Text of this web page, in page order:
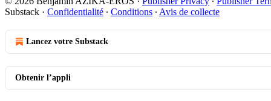
Substack · Confidentialité ∙ Conditions ∙ Avis de collecte
Lancez votre Substack
Obtenir l’appli